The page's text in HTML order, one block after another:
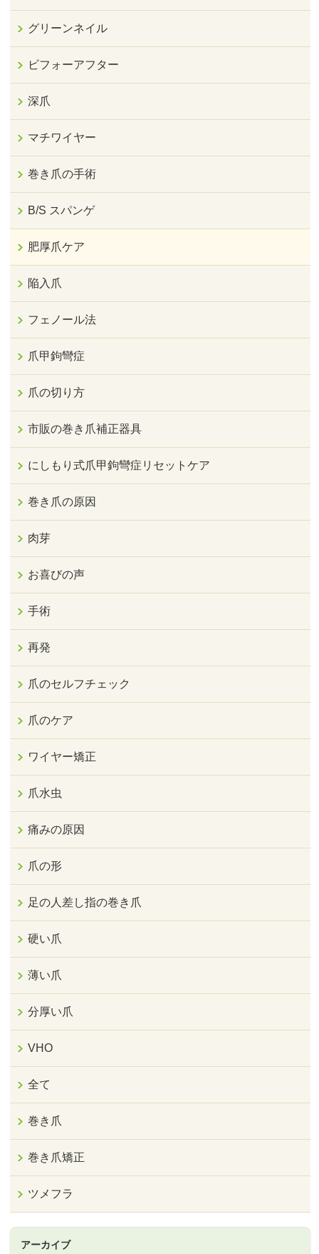
グリーンネイル
ビフォーアフター
深爪
マチワイヤー
巻き爪の手術
B/S スパンゲ
肥厚爪ケア
陥入爪
フェノール法
爪甲鉤彎症
爪の切り方
市販の巻き爪補正器具
にしもり式爪甲鉤彎症リセットケア
巻き爪の原因
肉芽
お喜びの声
手術
再発
爪のセルフチェック
爪のケア
ワイヤー矯正
爪水虫
痛みの原因
爪の形
足の人差し指の巻き爪
硬い爪
薄い爪
分厚い爪
VHO
全て
巻き爪
巻き爪矯正
ツメフラ
アーカイブ